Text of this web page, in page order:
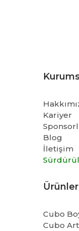
Kariyer
Blog
İletişim
Cubo
Cubo